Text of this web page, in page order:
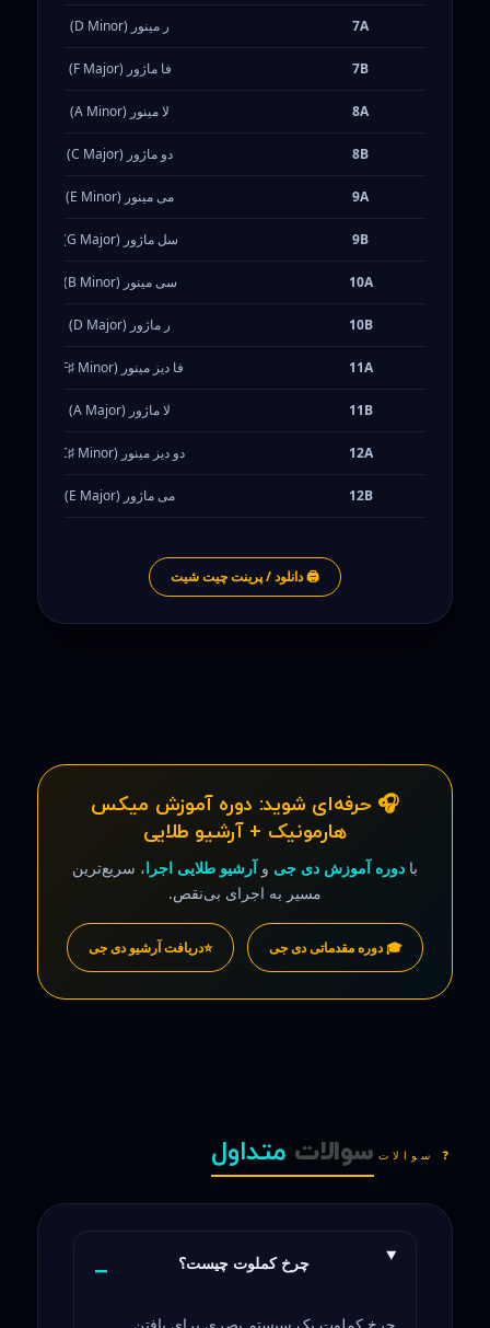
7A ر مینور (D Minor)
7B فا ماژور (F Major)
8A لا مینور (A Minor)
8B دو ماژور (C Major)
9A می مینور (E Minor)
9B سل ماژور (G Major)
10A سی مینور (B Minor)
10B ر ماژور (D Major)
11A فا دیز مینور (F♯ Minor)
11B لا ماژور (A Major)
12A دو دیز مینور (C♯ Minor)
12B می ماژور (E Major)
🖨️ دانلود / پرینت چیت شیت
🎧 حرفه‌ای شوید: دوره آموزش میکس
هارمونیک + آرشیو طلایی
با دوره آموزش دی جی وآرشیو طلایی اجرا، سریع‌ترین
مسیر به اجرای بی‌نقص.
🎓 دوره مقدماتی دی جی ⭐دریافت آرشیو دی جی
❓ سوالات سوالات متداول
چرخ کملوت چیست؟